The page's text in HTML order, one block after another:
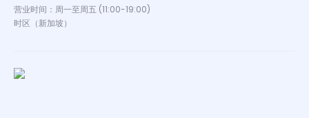
营业时间：周一至周五 (11:00-19:00)
时区（新加坡）